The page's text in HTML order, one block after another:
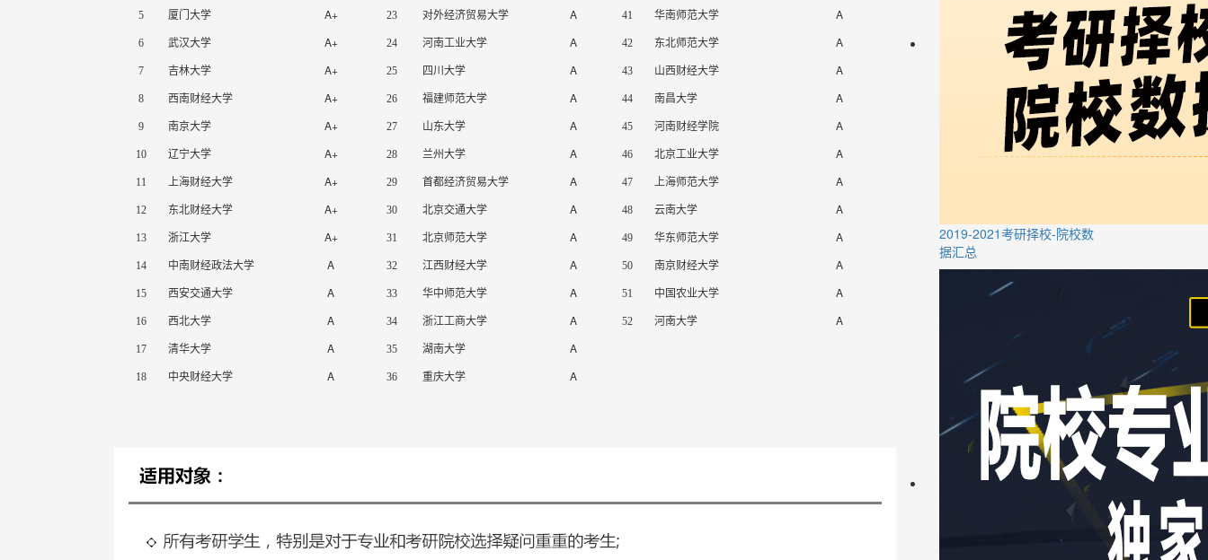
5 厦门大学 A+ 23 对外经济贸易大学 A 41 华南师范大学 A
6 武汉大学 A+ 24 河南工业大学 A 42 东北师范大学 A
7 吉林大学 A+ 25 四川大学 A 43 山西财经大学 A
8 西南财经大学 A+ 26 福建师范大学 A 44 南昌大学 A
9 南京大学 A+ 27 山东大学 A 45 河南财经学院 A
10 辽宁大学 A+ 28 兰州大学 A 46 北京工业大学 A
11 上海财经大学 A+ 29 首都经济贸易大学 A 47 上海师范大学 A
12 东北财经大学 A+ 30 北京交通大学 A 48 云南大学 A
13 浙江大学 A+ 31 北京师范大学 A 49 华东师范大学 A
14 中南财经政法大学 A 32 江西财经大学 A 50 南京财经大学 A
15 西安交通大学 A 33 华中师范大学 A 51 中国农业大学 A
16 西北大学 A 34 浙江工商大学 A 52 河南大学 A
17 清华大学 A 35 湖南大学 A
18 中央财经大学 A 36 重庆大学 A
2019-2021考研择校-院校数
据汇总